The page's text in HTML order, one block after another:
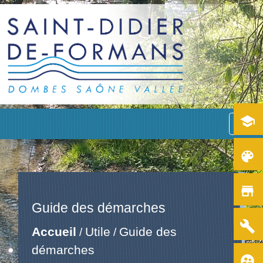
menu
Guide des démarches
Accueil / Utile / Guide des
démarches
school
color_lens
store
build